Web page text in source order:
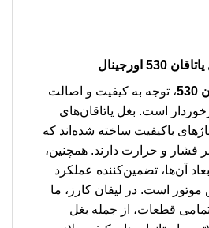
اورجینال
، توجه به کیفیت و اصالت
است. بغل یاتاقان‌های
باکیفیت ساخته شده‌اند که
فشار و حرارت دارند. همچنین،
آن‌ها، تضمین‌کننده عملکرد
است. در لیفان کارز، ما
قطعات، از جمله بغل